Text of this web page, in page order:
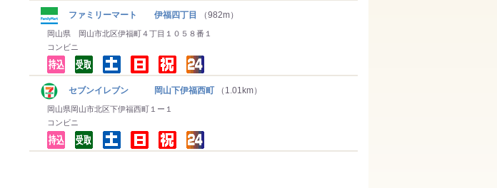
ファミリーマート 伊福四丁目 （982m）
岡山県 岡山市北区伊福町４丁目１０５８番１
コンビニ
セブンイレブン 岡山下伊福西町 （1.01km）
岡山県岡山市北区下伊福西町１ー１
コンビニ